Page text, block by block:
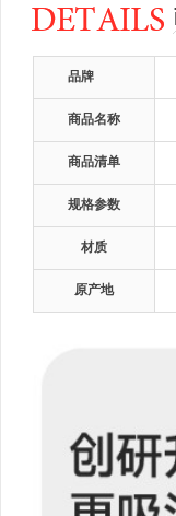
品牌
商品名称
商品清单
规格参数
材质
原产地